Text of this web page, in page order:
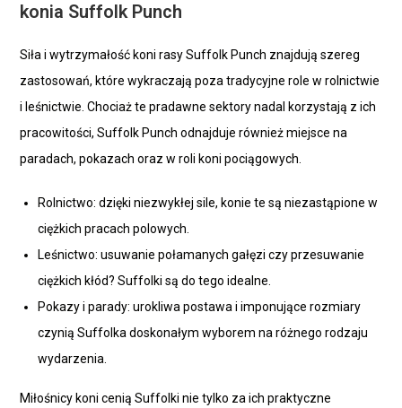
konia Suffolk Punch
Siła i wytrzymałość koni rasy Suffolk Punch znajdują szereg
zastosowań, które wykraczają poza tradycyjne role w rolnictwie
i leśnictwie. Chociaż te pradawne sektory nadal korzystają z ich
pracowitości, Suffolk Punch odnajduje również miejsce na
paradach, pokazach oraz w roli koni pociągowych.
Rolnictwo: dzięki niezwykłej sile, konie te są niezastąpione w
ciężkich pracach polowych.
Leśnictwo: usuwanie połamanych gałęzi czy przesuwanie
ciężkich kłód? Suffolki są do tego idealne.
Pokazy i parady: urokliwa postawa i imponujące rozmiary
czynią Suffolka doskonałym wyborem na różnego rodzaju
wydarzenia.
Miłośnicy koni cenią Suffolki nie tylko za ich praktyczne